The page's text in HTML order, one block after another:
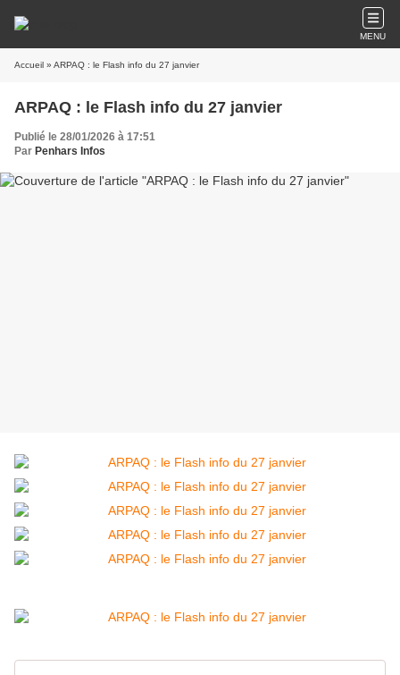
MENU
Accueil » ARPAQ : le Flash info du 27 janvier
ARPAQ : le Flash info du 27 janvier
Publié le 28/01/2026 à 17:51
Par Penhars Infos